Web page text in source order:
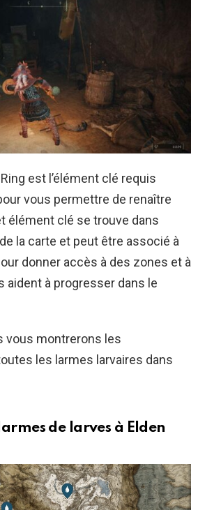
est l’élément clé requis
vous permettre de renaître
élément clé se trouve dans
la carte et peut être associé à
donner accès à des zones et à
aident à progresser dans le
vous montrerons les
les larmes larvaires dans
de larves à Elden